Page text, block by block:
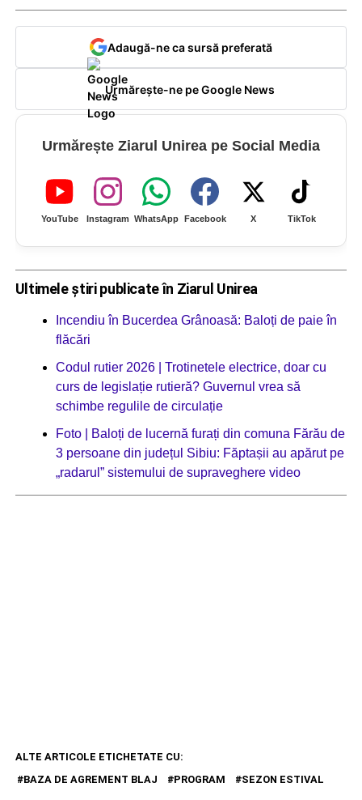
Adaugă-ne ca sursă preferată
Urmărește-ne pe Google News
Urmărește Ziarul Unirea pe Social Media
YouTube Instagram WhatsApp Facebook X TikTok
Ultimele știri publicate în Ziarul Unirea
Incendiu în Bucerdea Grânoasă: Baloți de paie în
flăcări
Codul rutier 2026 | Trotinetele electrice, doar cu
curs de legislație rutieră? Guvernul vrea să
schimbe regulile de circulație
Foto | Baloți de lucernă furați din comuna Fărău de
3 persoane din județul Sibiu: Făptașii au apărut pe
„radarul” sistemului de supraveghere video
ALTE ARTICOLE ETICHETATE CU:
BAZA DE AGREMENT BLAJ
PROGRAM SEZON ESTIVAL